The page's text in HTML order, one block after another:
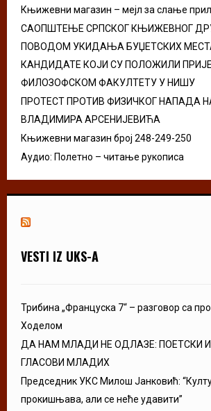
Књижевни магазин – мејл за слање
САОПШТЕЊЕ СРПСКОГ КЊИЖЕВНОГ
ПОВОДОМ УКИДАЊА БУЏЕТСКИХ
КАНДИДАТЕ КОЈИ СУ ПОЛОЖИЛИ
ФИЛОЗОФСКОМ ФАКУЛТЕТУ У НИШУ
ПРОТЕСТ ПРОТИВ ФИЗИЧКОГ НАПАДА
ВЛАДИМИРА АРСЕНИЈЕВИЋА
Књижевни магазин број 248-249-250
Аудио: Полетно – читање рукописа
VESTI IZ UKS-A
Трибина „Француска 7“ – разговор са
Ходелом
ДА НАМ МЛАДИ НЕ ОДЛАЗЕ: ПОЕТСКИ И
ГЛАСОВИ МЛАДИХ
Председник УКС Милош Јанковић:
прокишњава, али се неће удавити”